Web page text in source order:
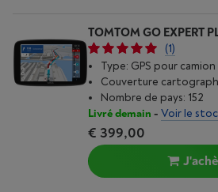
TOMTOM GO EXPERT
(1)
Type: GPS pour camion
Couverture
Nombre de pays: 152
Livré demain - Voir le
€ 399,00